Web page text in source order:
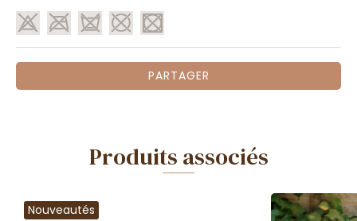
PARTAGER
Produits associés
Nouveautés